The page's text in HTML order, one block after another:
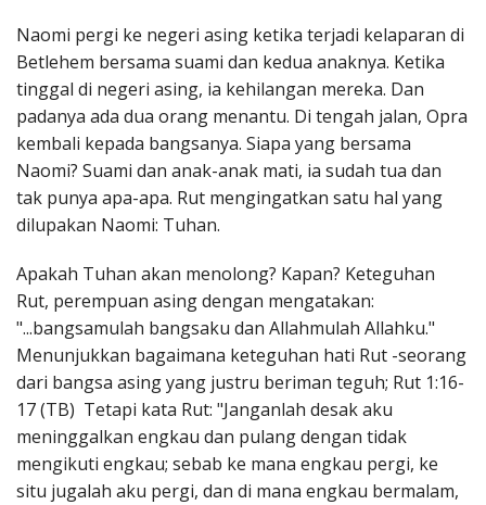
Naomi pergi ke negeri asing ketika terjadi kelaparan di
Betlehem bersama suami dan kedua anaknya. Ketika
tinggal di negeri asing, ia kehilangan mereka. Dan
padanya ada dua orang menantu. Di tengah jalan, Opra
kembali kepada bangsanya. Siapa yang bersama
Naomi? Suami dan anak-anak mati, ia sudah tua dan
tak punya apa-apa. Rut mengingatkan satu hal yang
dilupakan Naomi: Tuhan.
Apakah Tuhan akan menolong? Kapan? Keteguhan
Rut, perempuan asing dengan mengatakan:
"...bangsamulah bangsaku dan Allahmulah Allahku."
Menunjukkan bagaimana keteguhan hati Rut -seorang
dari bangsa asing yang justru beriman teguh; Rut 1:16-
17 (TB) Tetapi kata Rut: "Janganlah desak aku
meninggalkan engkau dan pulang dengan tidak
mengikuti engkau; sebab ke mana engkau pergi, ke
situ jugalah aku pergi, dan di mana engkau bermalam,